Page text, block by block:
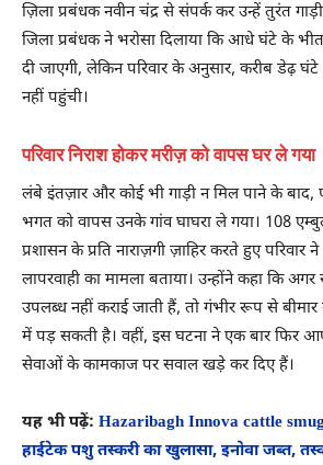
ज़िला प्रबंधक नवीन चंद्र से संपर्क कर उन्हें तुरंत
जिला प्रबंधक ने भरोसा दिलाया कि आधे घंटे के
दी जाएगी, लेकिन परिवार के अनुसार, करीब डेढ़
नहीं पहुंची।
परिवार निराश होकर मरीज़ को वापस घर ले गया
लंबे इंतज़ार और कोई भी गाड़ी न मिल पाने के बाद,
भगत को वापस उनके गांव घाघरा ले गया। 108
प्रशासन के प्रति नाराज़गी ज़ाहिर करते हुए परिवार
लापरवाही का मामला बताया। उन्होंने कहा कि
उपलब्ध नहीं कराई जाती हैं, तो गंभीर रूप से
में पड़ सकती है। वहीं, इस घटना ने एक बार फिर
सेवाओं के कामकाज पर सवाल खड़े कर दिए हैं।
यह भी पढ़ें: Hazaribagh Innova cattle
हाईटेक पशु तस्करी का खुलासा, इनोवा जब्त,